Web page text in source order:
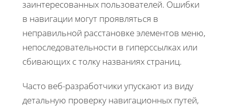
заинтересованных пользователей. Ошибки
в навигации могут проявляться в
неправильной расстановке элементов меню,
непоследовательности в гиперссылках или
сбивающих с толку названиях страниц.
Часто веб-разработчики упускают из виду
детальную проверку навигационных путей,